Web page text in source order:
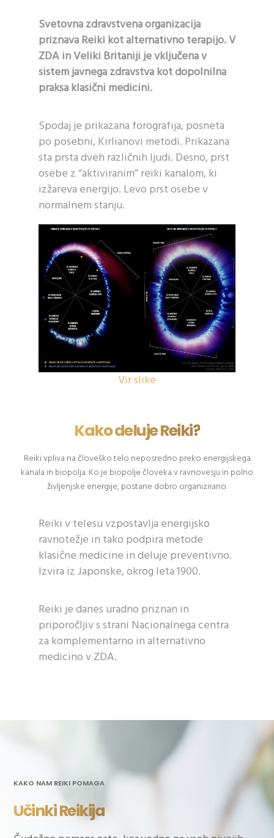
Svetovna zdravstvena organizacija
priznava Reiki kot alternativno terapijo. V
ZDA in Veliki Britaniji je vključena v
sistem javnega zdravstva kot dopolnilna
praksa klasični medicini.
Spodaj je prikazana forografija, posneta
po posebni, Kirlianovi metodi. Prikazana
sta prsta dveh različnih ljudi. Desno, prst
osebe z “aktiviranim” reiki kanalom, ki
izžareva energijo. Levo prst osebe v
normalnem stanju.
Vir slike
Kako deluje Reiki?
Reiki vpliva na človeško telo neposredno preko energijskega
kanala in biopolja. Ko je biopolje človeka v ravnovesju in polno
življenjske energije, postane dobro organizirano.
Reiki v telesu vzpostavlja energijsko
ravnotežje in tako podpira metode
klasične medicine in deluje preventivno.
Izvira iz Japonske, okrog leta 1900.
Reiki je danes uradno priznan in
priporočljiv s strani Nacionalnega centra
za komplementarno in alternativno
medicino v ZDA.
KAKO NAM REIKI POMAGA
Učinki Reikija